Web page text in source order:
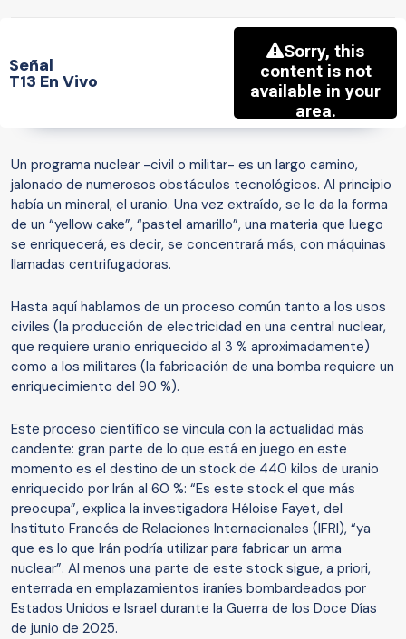
Señal
T13 En Vivo
Un programa nuclear -civil o militar- es un largo camino,
jalonado de numerosos obstáculos tecnológicos. Al principio
había un mineral, el uranio. Una vez extraído, se le da la forma
de un “yellow cake”, “pastel amarillo”, una materia que luego
se enriquecerá, es decir, se concentrará más, con máquinas
llamadas centrifugadoras.
Hasta aquí hablamos de un proceso común tanto a los usos
civiles (la producción de electricidad en una central nuclear,
que requiere uranio enriquecido al 3 % aproximadamente)
como a los militares (la fabricación de una bomba requiere un
enriquecimiento del 90 %).
Este proceso científico se vincula con la actualidad más
candente: gran parte de lo que está en juego en este
momento es el destino de un stock de 440 kilos de uranio
enriquecido por Irán al 60 %: “Es este stock el que más
preocupa”, explica la investigadora Héloise Fayet, del
Instituto Francés de Relaciones Internacionales (IFRI), “ya
que es lo que Irán podría utilizar para fabricar un arma
nuclear”. Al menos una parte de este stock sigue, a priori,
enterrada en emplazamientos iraníes bombardeados por
Estados Unidos e Israel durante la Guerra de los Doce Días
de junio de 2025.